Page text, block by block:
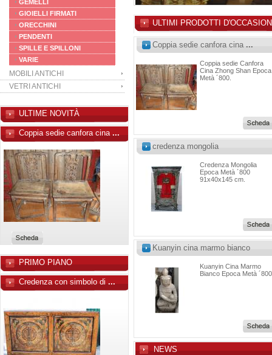
GEMELLI
GIOIELLI FIRMATI
ORECCHINI
PENDENTI
SPILLE E SPILLONI
VARIE
MOBILI ANTICHI
VETRI ANTICHI
ULTIME NOVITÀ
Coppia sedie canfora cina...
PRIMO PIANO
Credenza con simbolo di...
Comodino Cina Shanxi Epoca
40x32x60 cm.
Coppia sedie Canfora Cina
Coppia sedie Canfora Cina
Metà ´800.
ULTIMI PRODOTTI
Coppia sedie canfora cina...
Coppia sedie Canfora
Cina Zhong Shan Epoca
Metà ´800.
credenza mongolia
Credenza Mongolia
Epoca Metà ´800
91x40x145 cm.
Kuanyin cina marmo bianco
Kuanyin Cina Marmo
Bianco Epoca Metà
NEWS